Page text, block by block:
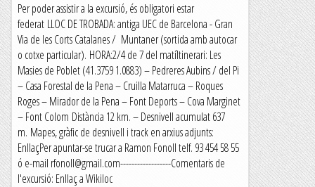
Per poder assistir a la excursió, és obligatori estar
federat LLOC DE TROBADA: antiga UEC de Barcelona - Gran
Via de les Corts Catalanes / Muntaner (sortida amb autocar
o cotxe particular). HORA:2/4 de 7 del matíItinerari: Les
Masies de Poblet (41.3759 1.0883) – Pedreres Aubins / del Pi
– Casa Forestal de la Pena – Cruilla Matarruca – Roques
Roges – Mirador de la Pena – Font Deports – Cova Marginet
– Font Colom Distància 12 km. – Desnivell acumulat 637
m. Mapes, gràfic de desnivell i track en arxius adjunts:
EnllaçPer apuntar-se trucar a Ramon Fonoll telf. 93 454 58 55
ó e-mail rfonoll@gmail.com------------------Comentaris de
l'excursió: Enllaç a Wikiloc